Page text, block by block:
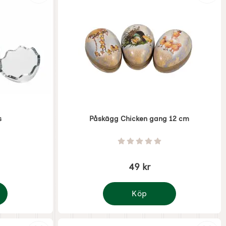
av 5
Påskägg Chicken gang 12 cm
Betyg: 0 Stjärnor av 5
49 kr
Köp
Påskägg Chicken gang 12 cm